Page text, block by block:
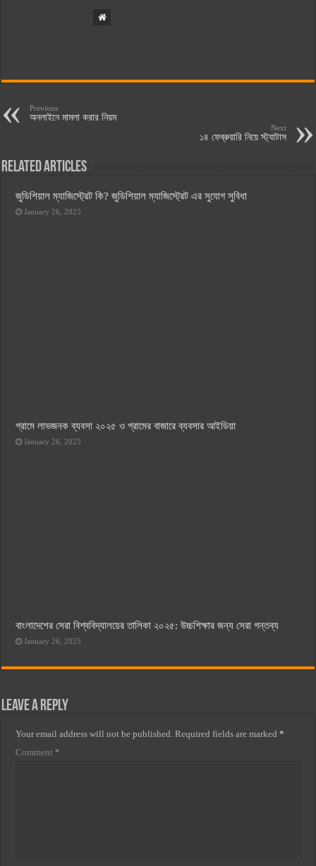
Previous
অনলাইনে মামলা করার নিয়ম
Next
১৪ ফেব্রুয়ারি নিয়ে স্ট্যাটাস
Related Articles
জুডিশিয়াল ম্যাজিস্ট্রেট কি? জুডিশিয়াল ম্যাজিস্ট্রেট এর সুযোগ সুবিধা
January 26, 2025
গ্রামে লাভজনক ব্যবসা ২০২৫ ও গ্রামের বাজারে ব্যবসার আইডিয়া
January 26, 2025
বাংলাদেশের সেরা বিশ্ববিদ্যালয়ের তালিকা ২০২৫: উচ্চশিক্ষার জন্য সেরা গন্তব্য
January 26, 2025
Leave a Reply
Your email address will not be published. Required fields are marked*
Comment *